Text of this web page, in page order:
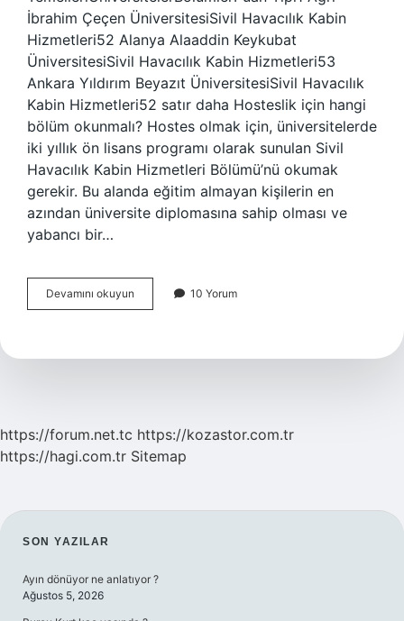
İbrahim Çeçen ÜniversitesiSivil Havacılık Kabin
Hizmetleri52 Alanya Alaaddin Keykubat
ÜniversitesiSivil Havacılık Kabin Hizmetleri53
Ankara Yıldırım Beyazıt ÜniversitesiSivil Havacılık
Kabin Hizmetleri52 satır daha Hosteslik için hangi
bölüm okunmalı? Hostes olmak için, üniversitelerde
iki yıllık ön lisans programı olarak sunulan Sivil
Havacılık Kabin Hizmetleri Bölümü’nü okumak
gerekir. Bu alanda eğitim almayan kişilerin en
azından üniversite diplomasına sahip olması ve
yabancı bir…
Devamını okuyun Hosteslik
Bölümü
10 Yorum
https://forum.net.tc https://kozastor.com.tr
https://hagi.com.tr Sitemap
SIDEBAR
SON YAZILAR
Ayın dönüyor ne anlatıyor ?
Ağustos 5, 2026